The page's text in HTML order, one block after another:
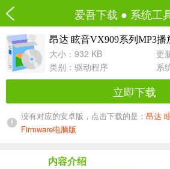
爱吾下载 ● 系统工
昂达 眩音VX909系列MP3播
3.252(050707)
大小：932 KB
更
类别： 驱动程序
立即下载
没有对应的安卓版，点击下载的是： 昂达
Firmware电脑版
内容介绍